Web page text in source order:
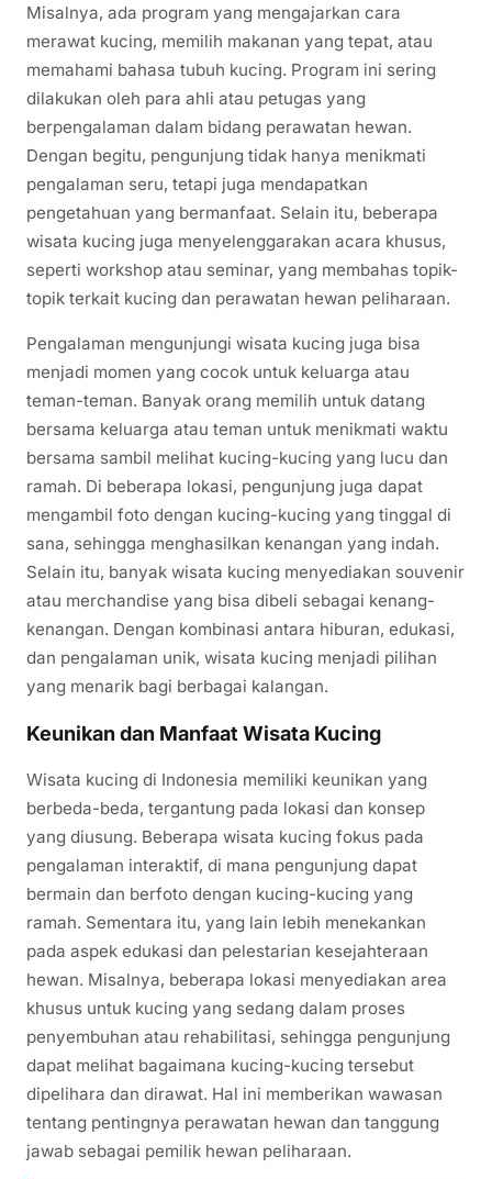
Misalnya, ada program yang mengajarkan cara
merawat kucing, memilih makanan yang tepat, atau
memahami bahasa tubuh kucing. Program ini sering
dilakukan oleh para ahli atau petugas yang
berpengalaman dalam bidang perawatan hewan.
Dengan begitu, pengunjung tidak hanya menikmati
pengalaman seru, tetapi juga mendapatkan
pengetahuan yang bermanfaat. Selain itu, beberapa
wisata kucing juga menyelenggarakan acara khusus,
seperti workshop atau seminar, yang membahas topik-
topik terkait kucing dan perawatan hewan peliharaan.
Pengalaman mengunjungi wisata kucing juga bisa
menjadi momen yang cocok untuk keluarga atau
teman-teman. Banyak orang memilih untuk datang
bersama keluarga atau teman untuk menikmati waktu
bersama sambil melihat kucing-kucing yang lucu dan
ramah. Di beberapa lokasi, pengunjung juga dapat
mengambil foto dengan kucing-kucing yang tinggal di
sana, sehingga menghasilkan kenangan yang indah.
Selain itu, banyak wisata kucing menyediakan souvenir
atau merchandise yang bisa dibeli sebagai kenang-
kenangan. Dengan kombinasi antara hiburan, edukasi,
dan pengalaman unik, wisata kucing menjadi pilihan
yang menarik bagi berbagai kalangan.
Keunikan dan Manfaat Wisata Kucing
Wisata kucing di Indonesia memiliki keunikan yang
berbeda-beda, tergantung pada lokasi dan konsep
yang diusung. Beberapa wisata kucing fokus pada
pengalaman interaktif, di mana pengunjung dapat
bermain dan berfoto dengan kucing-kucing yang
ramah. Sementara itu, yang lain lebih menekankan
pada aspek edukasi dan pelestarian kesejahteraan
hewan. Misalnya, beberapa lokasi menyediakan area
khusus untuk kucing yang sedang dalam proses
penyembuhan atau rehabilitasi, sehingga pengunjung
dapat melihat bagaimana kucing-kucing tersebut
dipelihara dan dirawat. Hal ini memberikan wawasan
tentang pentingnya perawatan hewan dan tanggung
jawab sebagai pemilik hewan peliharaan.